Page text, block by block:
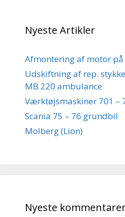
Nyeste Artikler
Afmontering af motor på
Udskiftning af rep.
MB 220 ambulance
Værktøjsmaskiner 701 –
Scania 75 – 76 grundbil
Molberg (Lion)
Nyeste